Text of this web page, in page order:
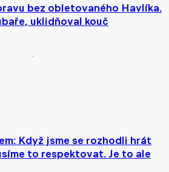
bez obletovaného Havlíka.
uklidňoval kouč
Když jsme se rozhodli hrát
to respektovat. Je to ale